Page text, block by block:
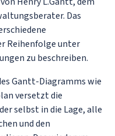
Das
Reihenfolge unter
zu beschreiben.
Gantt-Diagramms wie
versetzt die
selbst in die Lage, alle
und den